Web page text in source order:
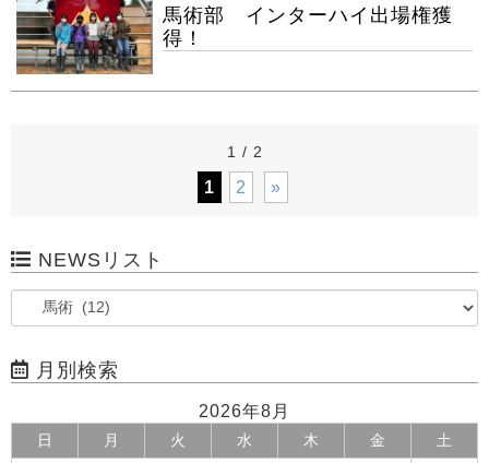
馬術部 インターハイ出場権獲
得！
1 / 2
1 2 »
NEWSリスト
月別検索
2026年8月
日 月 火 水 木 金 土